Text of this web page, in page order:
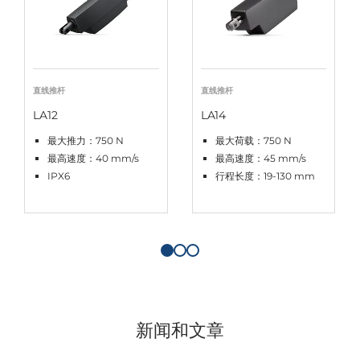
直线推杆
LA12
最大推力：750 N
最高速度：40 mm/s
IPX6
直线推杆
LA14
最大荷载：750 N
最高速度：45 mm/s
行程长度：19-130 mm
新闻和文章